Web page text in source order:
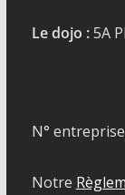
Le dojo :5A
N°
Notre